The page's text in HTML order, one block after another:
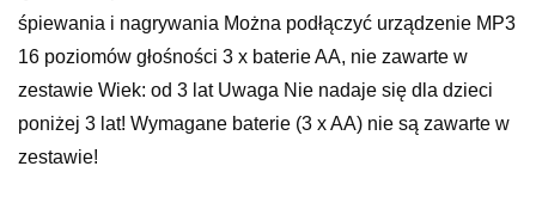
śpiewania i nagrywania Można podłączyć urządzenie MP3
16 poziomów głośności 3 x baterie AA, nie zawarte w
zestawie Wiek: od 3 lat Uwaga Nie nadaje się dla dzieci
poniżej 3 lat! Wymagane baterie (3 x AA) nie są zawarte w
zestawie!